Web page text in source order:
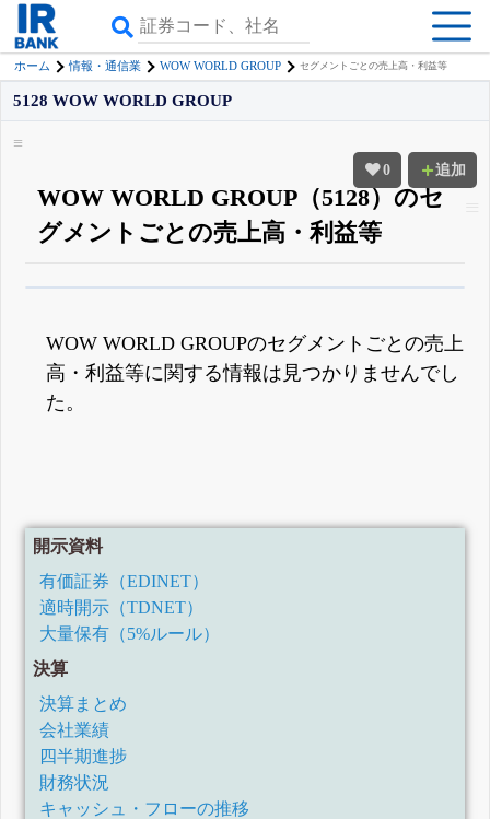
ホーム 情報・通信業 WOW WORLD GROUP セグメントごとの売上高・利益等
0 追加
5128 WOW WORLD GROUP
WOW WORLD GROUP（5128）のセ
グメントごとの売上高・利益等
登録すると永久30%OFFと米株版の先行利用も付きます
WOW WORLD GROUPのセグメントごとの売上
高・利益等に関する情報は見つかりませんでし
た。
開示資料
有価証券（EDINET）
適時開示（TDNET）
大量保有（5%ルール）
決算
決算まとめ
会社業績
四半期進捗
財務状況
キャッシュ・フローの推移